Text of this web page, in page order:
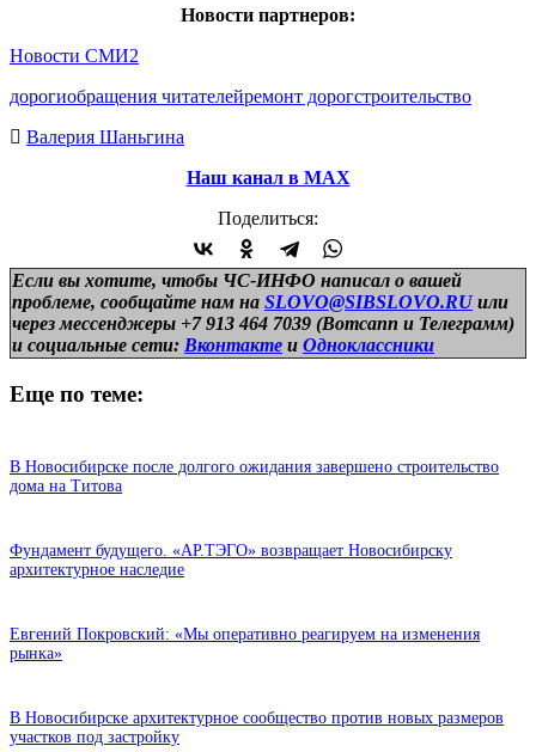
Новости партнеров:
Новости СМИ2
дорогиобращения читателейремонт дорогстроительство
Валерия Шаньгина
Наш канал в МАХ
Поделиться:
Если вы хотите, чтобы ЧС-ИНФО написал о вашей
проблеме, сообщайте нам на SLOVO@SIBSLOVO.RU или
через мессенджеры +7 913 464 7039 (Вотсапп и Телеграмм)
и социальные сети: Вконтакте и Одноклассники
Еще по теме:
В Новосибирске после долгого ожидания завершено строительство
дома на Титова
Фундамент будущего. «АР.ТЭГО» возвращает Новосибирску
архитектурное наследие
Евгений Покровский: «Мы оперативно реагируем на изменения
рынка»
В Новосибирске архитектурное сообщество против новых размеров
участков под застройку